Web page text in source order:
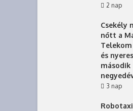
2 nap
Csekély
nőtt a
és
második
3 nap